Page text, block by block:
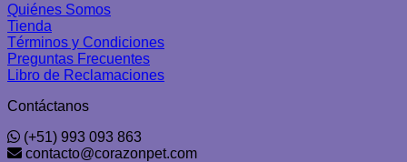
Quiénes Somos
Tienda
Términos y Condiciones
Preguntas Frecuentes
Libro de Reclamaciones
Contáctanos
(+51) 993 093 863
contacto@corazonpet.com